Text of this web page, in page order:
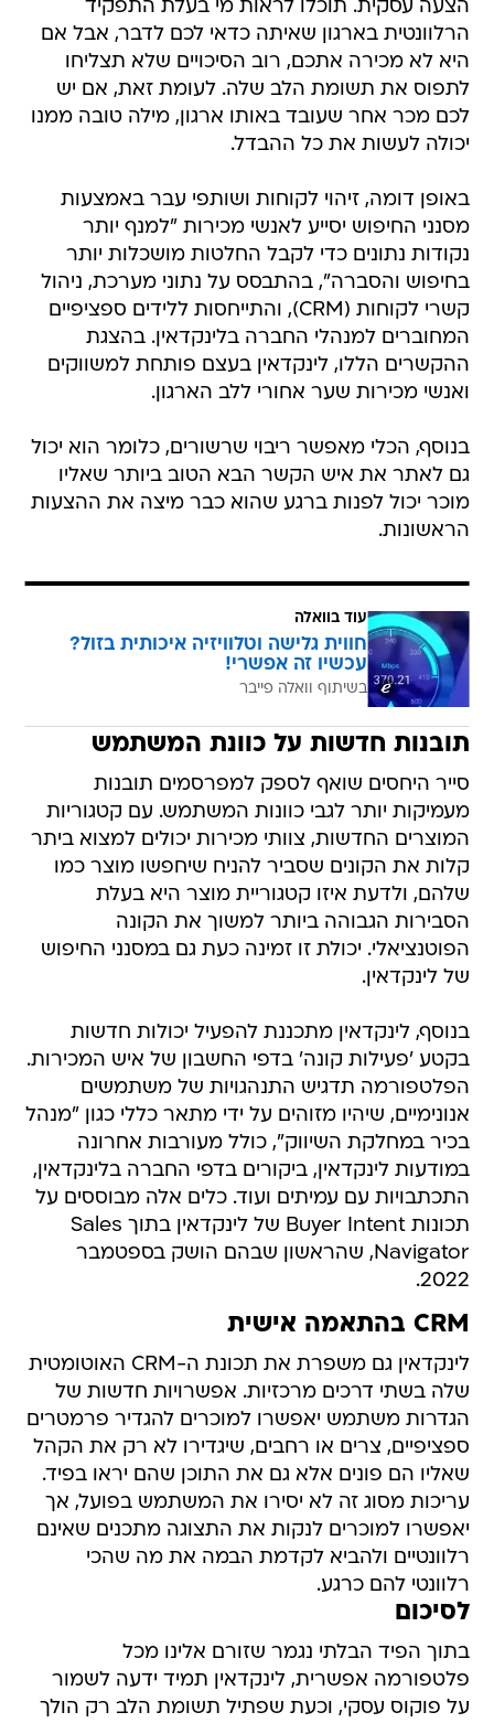
הצעה עסקית. תוכלו לראות מי בעלת התפקיד
הרלוונטית בארגון שאיתה כדאי לכם לדבר, אבל אם
היא לא מכירה אתכם, רוב הסיכויים שלא תצליחו
לתפוס את תשומת הלב שלה. לעומת זאת, אם יש
לכם מכר אחר שעובד באותו ארגון, מילה טובה ממנו
יכולה לעשות את כל ההבדל.
באופן דומה, זיהוי לקוחות ושותפי עבר באמצעות
מסנני החיפוש יסייע לאנשי מכירות "למנף יותר
נקודות נתונים כדי לקבל החלטות מושכלות יותר
בחיפוש והסברה", בהתבסס על נתוני מערכת, ניהול
קשרי לקוחות (CRM), והתייחסות ללידים ספציפיים
המחוברים למנהלי החברה בלינקדאין. בהצגת
ההקשרים הללו, לינקדאין בעצם פותחת למשווקים
ואנשי מכירות שער אחורי ללב הארגון.
בנוסף, הכלי מאפשר ריבוי שרשורים, כלומר הוא יכול
גם לאתר את איש הקשר הבא הטוב ביותר שאליו
מוכר יכול לפנות ברגע שהוא כבר מיצה את ההצעות
הראשונות.
עוד בוואלה
חווית גלישה וטלוויזיה איכותית בזול?
עכשיו זה אפשרי!
בשיתוף וואלה פייבר
תובנות חדשות על כוונת המשתמש
סייר היחסים שואף לספק למפרסמים תובנות
מעמיקות יותר לגבי כוונות המשתמש. עם קטגוריות
המוצרים החדשות, צוותי מכירות יכולים למצוא ביתר
קלות את הקונים שסביר להניח שיחפשו מוצר כמו
שלהם, ולדעת איזו קטגוריית מוצר היא בעלת
הסבירות הגבוהה ביותר למשוך את הקונה
הפוטנציאלי. יכולת זו זמינה כעת גם במסנני החיפוש
של לינקדאין.
בנוסף, לינקדאין מתכננת להפעיל יכולות חדשות
בקטע 'פעילות קונה' בדפי החשבון של איש המכירות.
הפלטפורמה תדגיש התנהגויות של משתמשים
אנונימיים, שיהיו מזוהים על ידי מתאר כללי כגון "מנהל
בכיר במחלקת השיווק", כולל מעורבות אחרונה
במודעות לינקדאין, ביקורים בדפי החברה בלינקדאין,
התכתבויות עם עמיתים ועוד. כלים אלה מבוססים על
תכונות Buyer Intent של לינקדאין בתוך Sales
Navigator, שהראשון שבהם הושק בספטמבר
2022.
CRM בהתאמה אישית
לינקדאין גם משפרת את תכונת ה-CRM האוטומטית
שלה בשתי דרכים מרכזיות. אפשרויות חדשות של
הגדרות משתמש יאפשרו למוכרים להגדיר פרמטרים
ספציפיים, צרים או רחבים, שיגדירו לא רק את הקהל
שאליו הם פונים אלא גם את התוכן שהם יראו בפיד.
עריכות מסוג זה לא יסירו את המשתמש בפועל, אך
יאפשרו למוכרים לנקות את התצוגה מתכנים שאינם
רלוונטיים ולהביא לקדמת הבמה את מה שהכי
רלוונטי להם כרגע.
לסיכום
בתוך הפיד הבלתי נגמר שזורם אלינו מכל
פלטפורמה אפשרית, לינקדאין תמיד ידעה לשמור
על פוקוס עסקי, וכעת שפתיל תשומת הלב רק הולך